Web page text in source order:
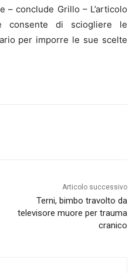
– conclude Grillo – L’articolo
consente di sciogliere le
per imporre le sue scelte
Articolo successivo
Terni, bimbo travolto da
televisore muore per trauma
cranico